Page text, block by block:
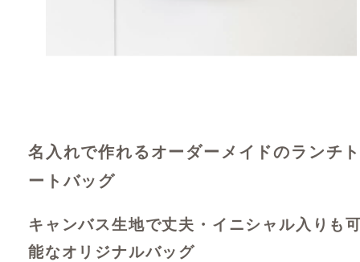
名入れで作れるオーダーメイドのランチ
ートバッグ
キャンバス生地で丈夫・イニシャル入りも
能なオリジナルバッグ